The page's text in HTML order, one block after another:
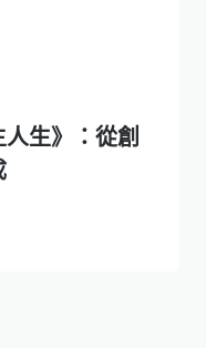
人生》：從創